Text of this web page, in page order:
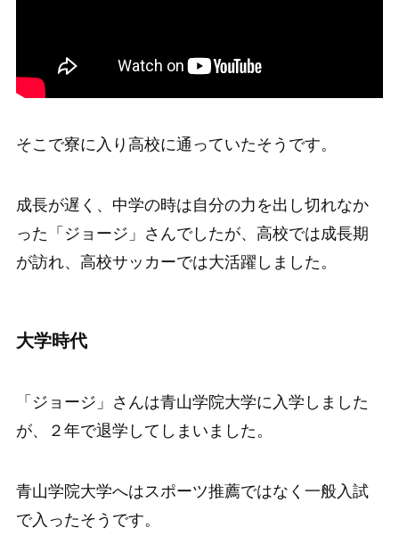
そこで寮に入り高校に通っていたそうです。
成長が遅く、中学の時は自分の力を出し切れなか
った「ジョージ」さんでしたが、高校では成長期
が訪れ、高校サッカーでは大活躍しました。
大学時代
「ジョージ」さんは青山学院大学に入学しました
が、２年で退学してしまいました。
青山学院大学へはスポーツ推薦ではなく一般入試
で入ったそうです。